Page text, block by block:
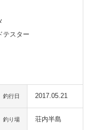
テスター
釣行日 2017.05.21
釣り場 荘内半島